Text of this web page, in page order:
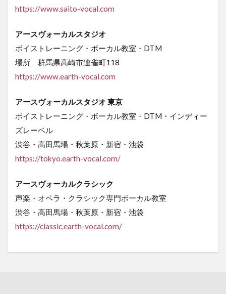
https://www.saito-vocal.com
アースヴォーカルスタジオ
ボイストレーニング・ボーカル教室・DTM
場所 群馬県高崎市連雀町118
https://www.earth-vocal.com
アースヴォーカルスタジオ 東京
ボイストレーニング・ボーカル教室・DTM・インディー
ズレーベル
渋谷・高田馬場・秋葉原・新宿・池袋
https://tokyo.earth-vocal.com/
アースヴォーカルクラシック
声楽・オペラ・クラシック専門ボーカル教室
渋谷・高田馬場・秋葉原・新宿・池袋
https://classic.earth-vocal.com/